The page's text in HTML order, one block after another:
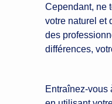
Cependant, ne
votre naturel et
des
différences,
Entraînez-vous